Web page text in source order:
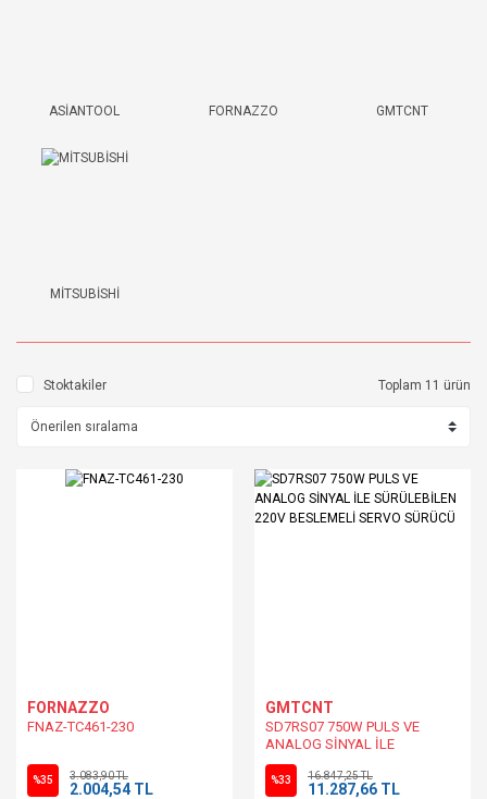
ASİANTOOL FORNAZZO GMTCNT
MİTSUBİSHİ
Stoktakiler Toplam 11 ürün
FORNAZZO
FNAZ-TC461-230
%35 3.083,90 TL
2.004,54 TL
GMTCNT
SD7RS07 750W PULS VE
ANALOG SİNYAL İLE
SÜRÜLEBİLEN 220V
BESLEMELİ SERVO SÜRÜCÜ
%33 16.847,25 TL
11.287,66 TL